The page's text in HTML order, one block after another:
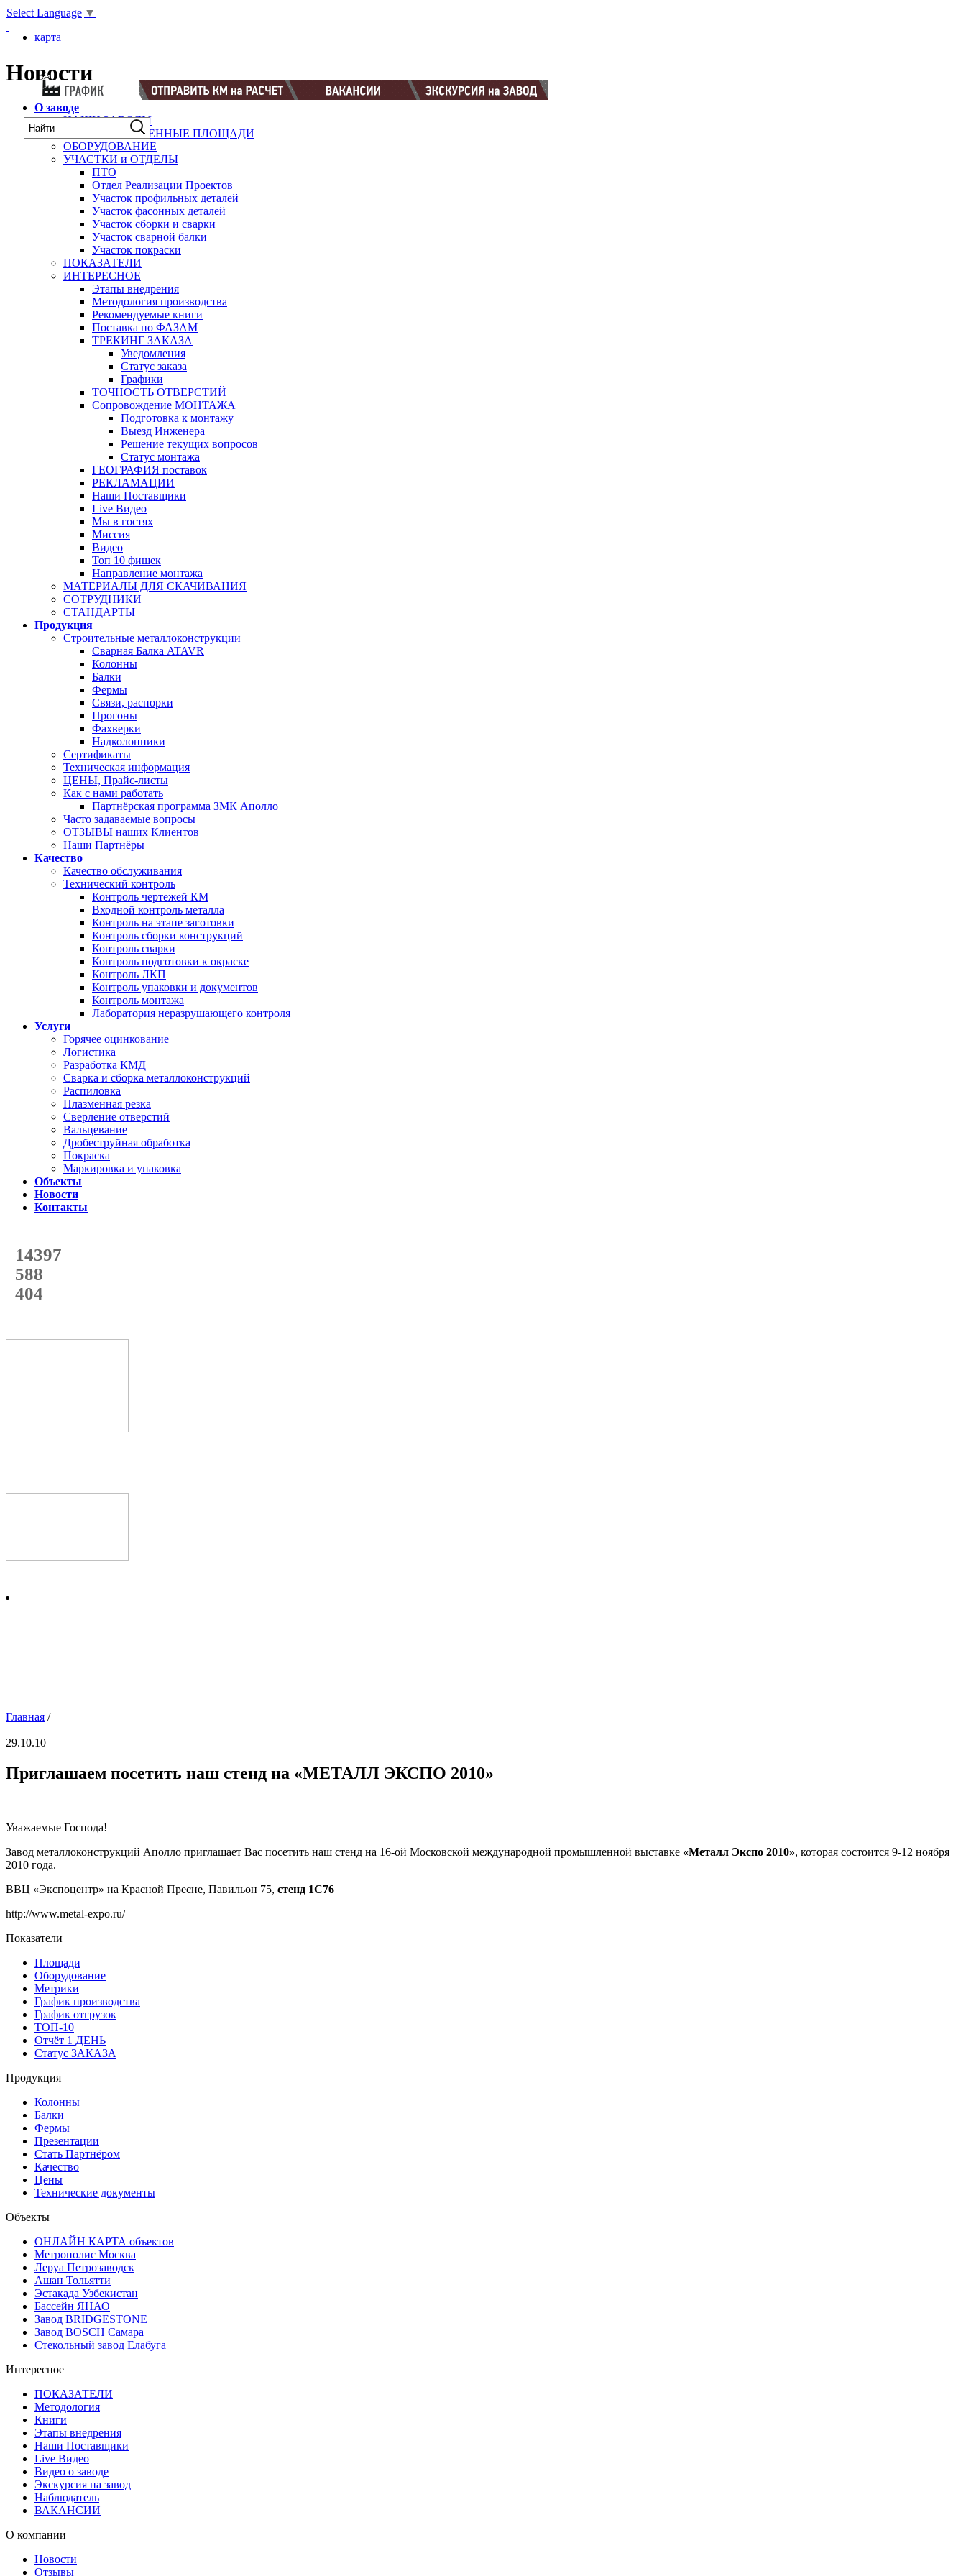
Select Language ▼
карта
Новости
О заводе
НАШИ ЗАВОДЫ
ПРОИЗВОДСТВЕННЫЕ ПЛОЩАДИ
ОБОРУДОВАНИЕ
УЧАСТКИ и ОТДЕЛЫ
ПТО
Отдел Реализации Проектов
Участок профильных деталей
Участок фасонных деталей
Участок сборки и сварки
Участок сварной балки
Участок покраски
ПОКАЗАТЕЛИ
ИНТЕРЕСНОЕ
Этапы внедрения
Методология производства
Рекомендуемые книги
Поставка по ФАЗАМ
ТРЕКИНГ ЗАКАЗА
Уведомления
Статус заказа
Графики
ТОЧНОСТЬ ОТВЕРСТИЙ
Сопровождение МОНТАЖА
Подготовка к монтажу
Выезд Инженера
Решение текущих вопросов
Статус монтажа
ГЕОГРАФИЯ поставок
РЕКЛАМАЦИИ
Наши Поставщики
Live Видео
Мы в гостях
Миссия
Видео
Топ 10 фишек
Направление монтажа
МАТЕРИАЛЫ ДЛЯ СКАЧИВАНИЯ
СОТРУДНИКИ
СТАНДАРТЫ
Продукция
Строительные металлоконструкции
Сварная Балка ATAVR
Колонны
Балки
Фермы
Связи, распорки
Прогоны
Фахверки
Надколонники
Сертификаты
Техническая информация
ЦЕНЫ, Прайс-листы
Как с нами работать
Партнёрская программа ЗМК Аполло
Часто задаваемые вопросы
ОТЗЫВЫ наших Клиентов
Наши Партнёры
Качество
Качество обслуживания
Технический контроль
Контроль чертежей КМ
Входной контроль металла
Контроль на этапе заготовки
Контроль сборки конструкций
Контроль сварки
Контроль подготовки к окраске
Контроль ЛКП
Контроль упаковки и документов
Контроль монтажа
Лаборатория неразрушающего контроля
Услуги
Горячее оцинкование
Логистика
Разработка КМД
Сварка и сборка металлоконструкций
Распиловка
Плазменная резка
Сверление отверстий
Вальцевание
Дробеструйная обработка
Покраска
Маркировка и упаковка
Объекты
Новости
Контакты
14397
с начала года
588
с начала месяца
404
с начала недели
Главная /
29.10.10
Приглашаем посетить наш стенд на «МЕТАЛЛ ЭКСПО 2010»
Уважаемые Господа!
Завод металлоконструкций Аполло приглашает Вас посетить наш стенд на 16-ой Московской международной промышленной выставке «Металл Экспо 2010», которая состоится 9-12 ноября
2010 года.
ВВЦ «Экспоцентр» на Красной Пресне, Павильон 75, стенд 1С76
http://www.metal-expo.ru/
Показатели
Площади
Оборудование
Метрики
График производства
График отгрузок
ТОП-10
Отчёт 1 ДЕНЬ
Статус ЗАКАЗА
Продукция
Колонны
Балки
Фермы
Презентации
Стать Партнёром
Качество
Цены
Технические документы
Объекты
ОНЛАЙН КАРТА объектов
Метрополис Москва
Леруа Петрозаводск
Ашан Тольятти
Эстакада Узбекистан
Бассейн ЯНАО
Завод BRIDGESTONE
Завод BOSCH Самара
Стекольный завод Елабуга
Интересное
ПОКАЗАТЕЛИ
Методология
Книги
Этапы внедрения
Наши Поставщики
Live Видео
Видео о заводе
Экскурсия на завод
Наблюдатель
ВАКАНСИИ
О компании
Новости
Отзывы